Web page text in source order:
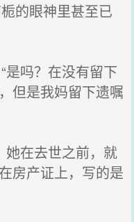
的眼神里甚至已
吗？在没有留下
但是我妈留下遗嘱
在去世之前，就
房产证上，写的是